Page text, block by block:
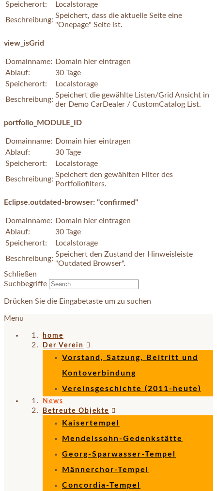
Speicherort:
Localstorage
Beschreibung:
Speichert, dass die aktuelle Seite eine
"Onepage" Seite ist.
view_isGrid
Domainname:
Domain hier eintragen
Ablauf:
30 Tage
Speicherort:
Localstorage
Beschreibung:
Speichert die gewählte Listen/Grid Ansicht in
der Demo CarDealer / CustomCatalog List.
portfolio_MODULE_ID
Domainname:
Domain hier eintragen
Ablauf:
30 Tage
Speicherort:
Localstorage
Beschreibung:
Speichert den gewählten Filter des
Portfoliofilters.
Eclipse.outdated-browser: "confirmed"
Domainname:
Domain hier eintragen
Ablauf:
30 Tage
Speicherort:
Localstorage
Beschreibung:
Speichert den Zustand der Hinweisleiste
"Outdated Browser".
Schließen
Suchbegriffe
Drücken Sie die Eingabetaste um zu suchen
Menu
home
Der Verein
Vorstand, Satzung, Beitritt und
Kontoverbindung
Vereinsgeschichte (2011-heute)
News
Betreute Objekte
Kaisertempel
Mendelssohn-Gedenkstätte
Georg-Sparwasser-Tempel
Männerchor-Tempel
Concordia-Tempel